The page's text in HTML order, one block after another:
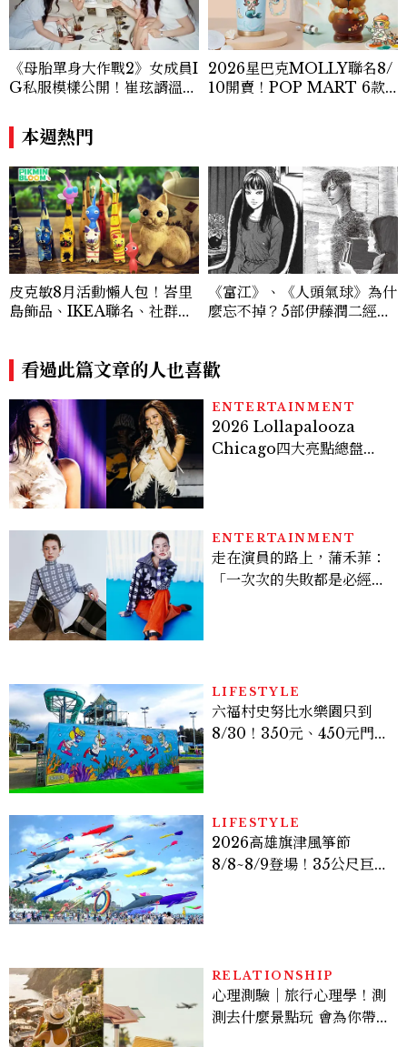
《母胎單身大作戰2》女成員I
G私服模樣公開！崔玹諝溫柔
低調千金？
2026星巴克MOLLY聯名8/
10開賣！POP MART 6款
本週熱門
皮克敏8月活動懶人包！峇里
島飾品、IKEA聯名、社群
《富江》、《人頭氣球》為什
麼忘不掉？5部伊藤潤二經典
看過此篇文章的人也喜歡
ENTERTAINMENT
2026 Lollapalooza
Chicago四大亮點總盤
ENTERTAINMENT
走在演員的路上，蒲禾菲：
「一次次的失敗都是必經過
LIFESTYLE
六福村史努比水樂園只到
8/30！350元、450元門票
LIFESTYLE
2026高雄旗津風箏節
8/8~8/9登場！35公尺巨大
RELATIONSHIP
心理測驗｜旅行心理學！測
測去什麼景點玩 會為你帶來